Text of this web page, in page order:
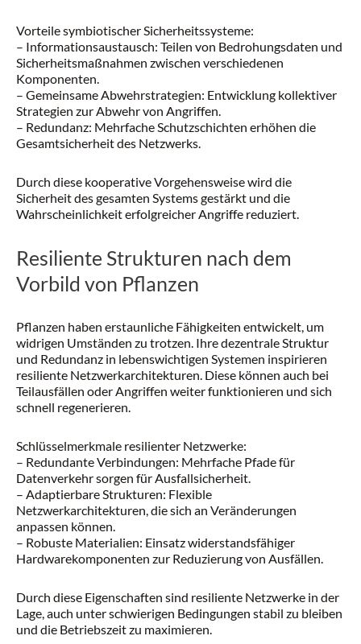
Vorteile symbiotischer Sicherheitssysteme:
– Informationsaustausch: Teilen von Bedrohungsdaten und
Sicherheitsmaßnahmen zwischen verschiedenen
Komponenten.
– Gemeinsame Abwehrstrategien: Entwicklung kollektiver
Strategien zur Abwehr von Angriffen.
– Redundanz: Mehrfache Schutzschichten erhöhen die
Gesamtsicherheit des Netzwerks.
Durch diese kooperative Vorgehensweise wird die
Sicherheit des gesamten Systems gestärkt und die
Wahrscheinlichkeit erfolgreicher Angriffe reduziert.
Resiliente Strukturen nach dem
Vorbild von Pflanzen
Pflanzen haben erstaunliche Fähigkeiten entwickelt, um
widrigen Umständen zu trotzen. Ihre dezentrale Struktur
und Redundanz in lebenswichtigen Systemen inspirieren
resiliente Netzwerkarchitekturen. Diese können auch bei
Teilausfällen oder Angriffen weiter funktionieren und sich
schnell regenerieren.
Schlüsselmerkmale resilienter Netzwerke:
– Redundante Verbindungen: Mehrfache Pfade für
Datenverkehr sorgen für Ausfallsicherheit.
– Adaptierbare Strukturen: Flexible
Netzwerkarchitekturen, die sich an Veränderungen
anpassen können.
– Robuste Materialien: Einsatz widerstandsfähiger
Hardwarekomponenten zur Reduzierung von Ausfällen.
Durch diese Eigenschaften sind resiliente Netzwerke in der
Lage, auch unter schwierigen Bedingungen stabil zu bleiben
und die Betriebszeit zu maximieren.